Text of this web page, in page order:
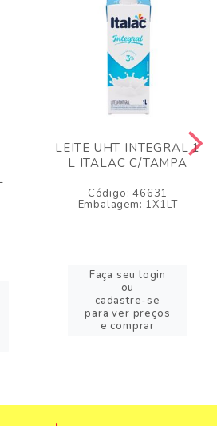
LEITE UHT INTEGRAL 1
L ITALAC C/TAMPA
Código: 46631
Embalagem: 1X1LT
Faça seu login
ou
cadastre-se
para ver preços
e comprar